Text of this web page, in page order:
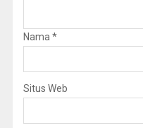
Nama *
Situs Web